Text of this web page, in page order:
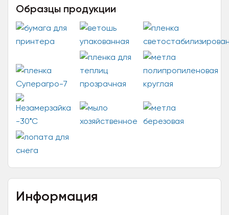
Образцы продукции
Информация